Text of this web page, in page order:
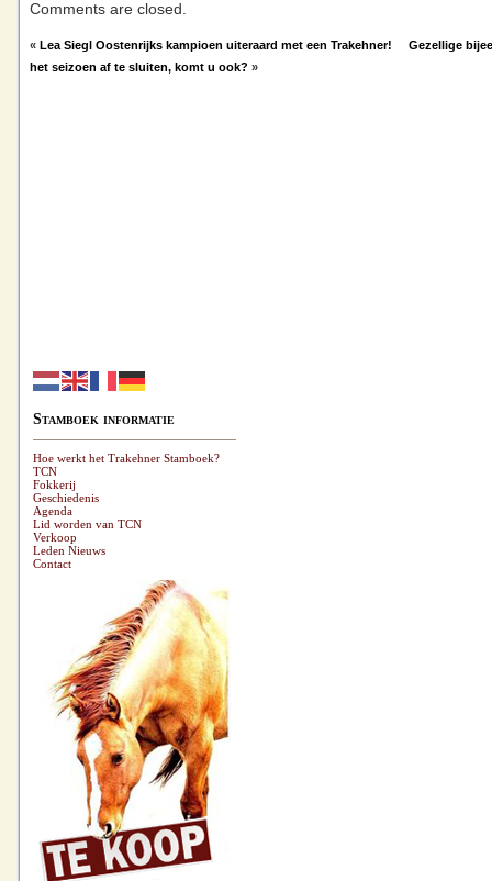
Comments are closed.
« Lea Siegl Oostenrijks kampioen uiteraard met een Trakehner!
Gezellige
het seizoen af te sluiten, komt u ook? »
Stamboek informatie
Hoe werkt het Trakehner Stamboek?
TCN
Fokkerij
Geschiedenis
Agenda
Lid worden van TCN
Verkoop
Leden Nieuws
Contact